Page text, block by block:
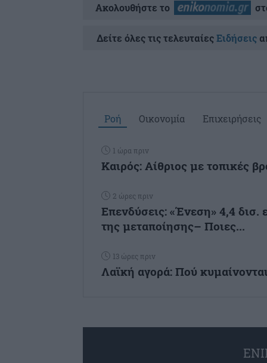
Ακολουθήστε το
Δείτε όλες τις τελευταίεςΕιδήσεις
Ροή Οικονομία Επιχειρήσεις
1 ώρα πριν
Καιρός: Αίθριος με τοπικές
2 ώρες πριν
Επενδύσεις: «Ένεση» 4,4 δισ.
της μεταποίησης– Ποιες...
13 ώρες πριν
Λαϊκή αγορά: Πού